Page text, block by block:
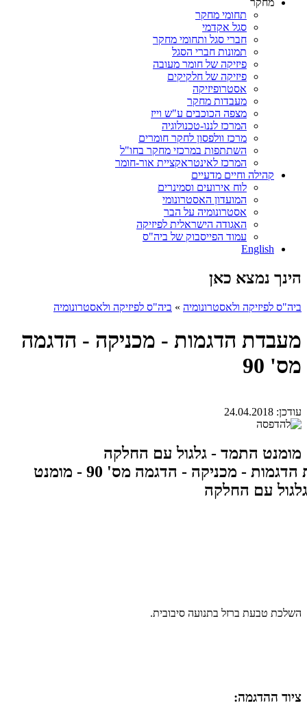
מחקר
תחומי מחקר
סגל אקדמי
חברי סגל ותחומי מחקר
תמונות חברי הסגל
פיזיקה של חומר מעובה
פיזיקה של חלקיקים
אסטרופיזיקה
מעבדות מחקר
מצפה הכוכבים ע"ש וייז
המרכז לננו-טכנולוגיה
מרכז וולפסון לחקר חומרים
השתתפות במרכזי מחקר בחו"ל
המרכז לאינטראקציית אור-חומר
קהילה וחיים מדעיים
לוח אירועים וסמינרים
המועדון האסטרונומי
אסטרונומיה על הבר
האגודה הישראלית לפיזיקה
עמוד הפייסבוק של ביה"ס
English
הינך נמצא כאן
ביה"ס לפיזיקה ולאסטרונומיה » ביה"ס לפיזיקה ולאסטרונומיה
מעבדת הדגמות - מכניקה - הדגמה
מס' 90
עודכן: 24.04.2018
מומנט התמד - גלגול עם החלקה
השלכת טבעת ברזל בתנועה סיבובית.
ציוד ההדגמה: